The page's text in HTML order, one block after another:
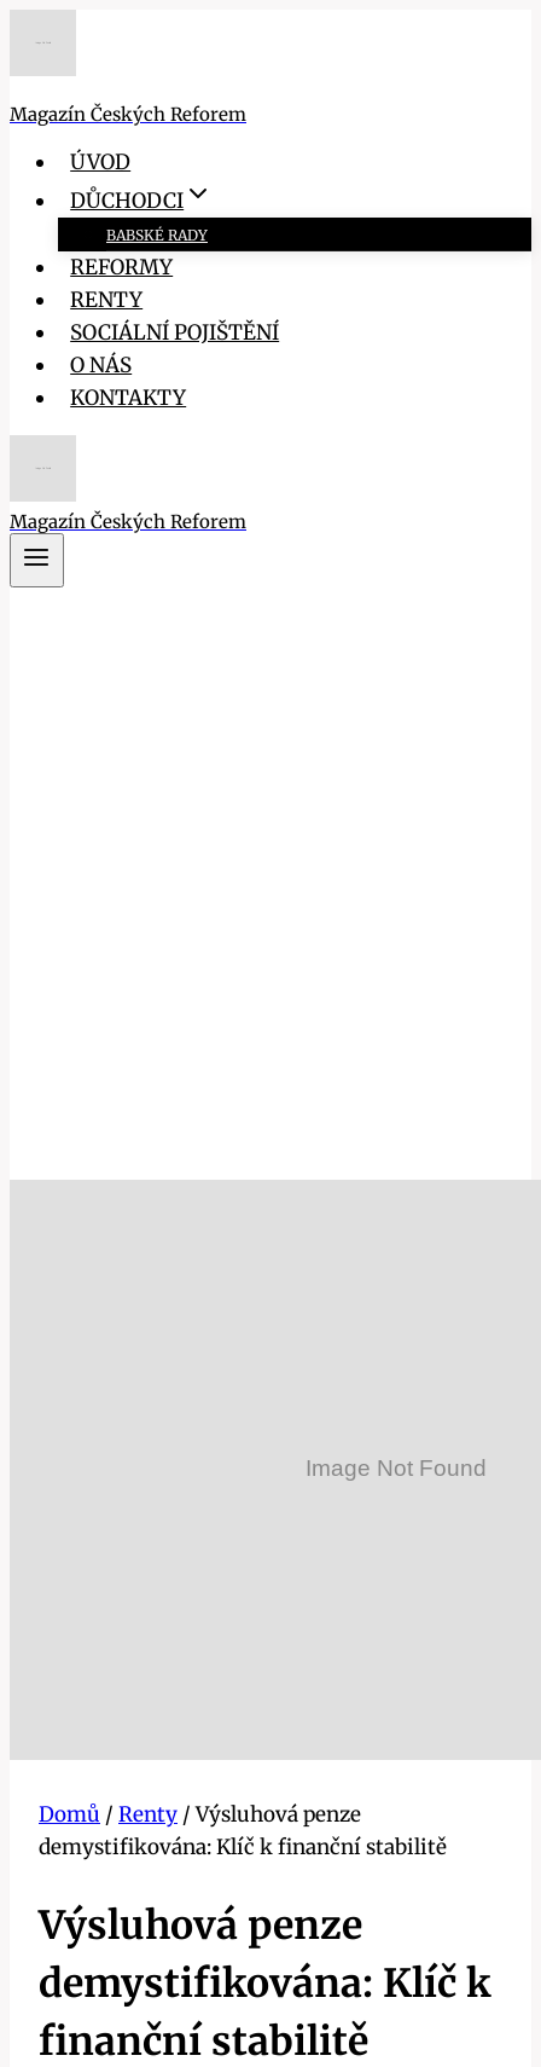
Magazín Českých Reforem
ÚVOD
DŮCHODCI
BABSKÉ RADY
REFORMY
RENTY
SOCIÁLNÍ POJIŠTĚNÍ
O NÁS
KONTAKTY
Magazín Českých Reforem
Domů / Renty / Výsluhová penze
demystifikována: Klíč k finanční stabilitě
Výsluhová penze
demystifikována: Klíč k
finanční stabilitě